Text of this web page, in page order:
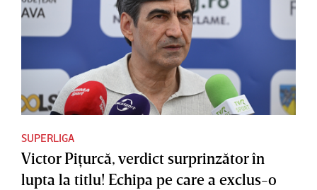
SUPERLIGA
Victor Piţurcă, verdict surprinzător în
lupta la titlu! Echipa pe care a exclus-o